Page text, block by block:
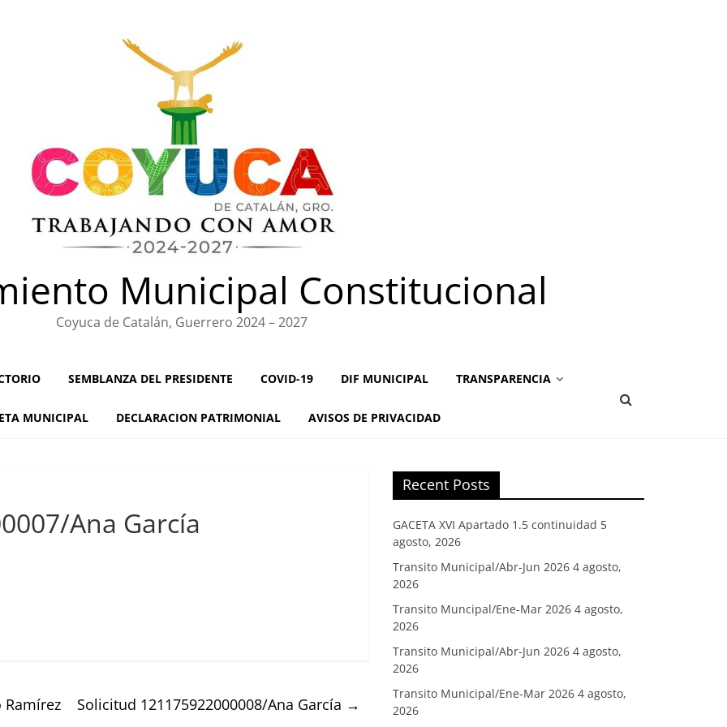
Municipal Constitucional
Coyuca de Catalán, Guerrero 2024 – 2027
SEMBLANZA DEL PRESIDENTE COVID-19 DIF MUNICIPAL TRANSPARENCIA
MUNICIPAL DECLARACION PATRIMONIAL AVISOS DE PRIVACIDAD
Ana García
Ramírez Solicitud 121175922000008/Ana García →
Recent Posts
GACETA XVI Apartado 1.5 continuidad 5
agosto, 2026
Transito Municipal/Abr-Jun 2026 4 agosto,
2026
Transito Muncipal/Ene-Mar 2026 4 agosto,
2026
Transito Municipal/Abr-Jun 2026 4 agosto,
2026
Transito Municipal/Ene-Mar 2026 4 agosto,
2026